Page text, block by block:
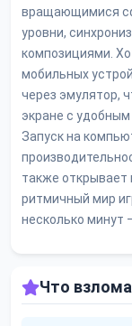
вращающимися
уровни,
композициями.
мобильных
через эмулятор,
экране с
Запуск на
также открывает
ритмичный мир
несколько минут
Что